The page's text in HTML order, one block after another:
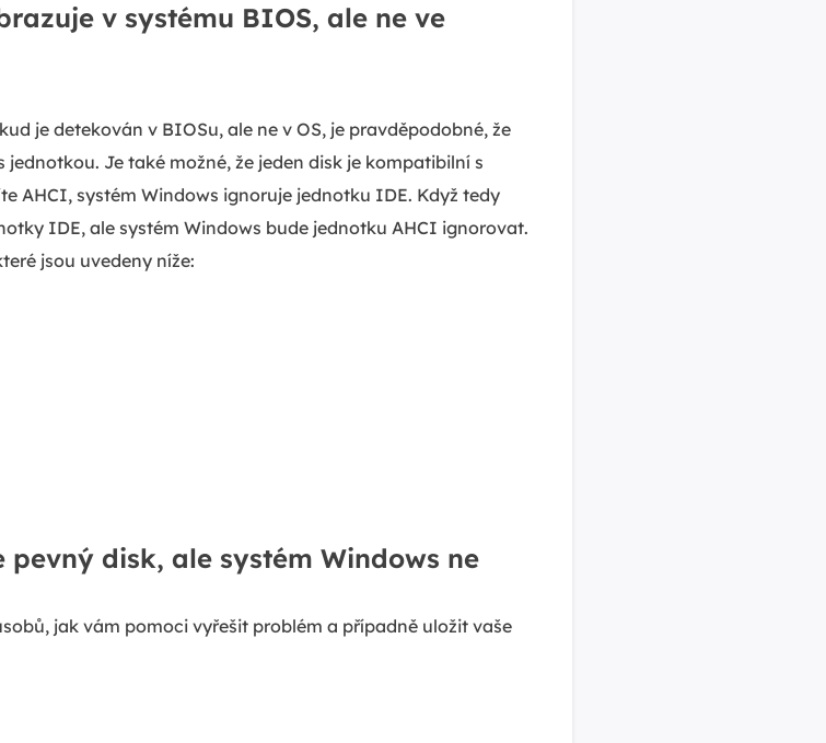
v systému BIOS, ale ne ve
je detekován v BIOSu, ale ne v OS, je pravděpodobné, že
Je také možné, že jeden disk je kompatibilní s
AHCI, systém Windows ignoruje jednotku IDE. Když tedy
IDE, ale systém Windows bude jednotku AHCI ignorovat.
jsou uvedeny níže:
disk, ale systém Windows ne
jak vám pomoci vyřešit problém a případně uložit vaše